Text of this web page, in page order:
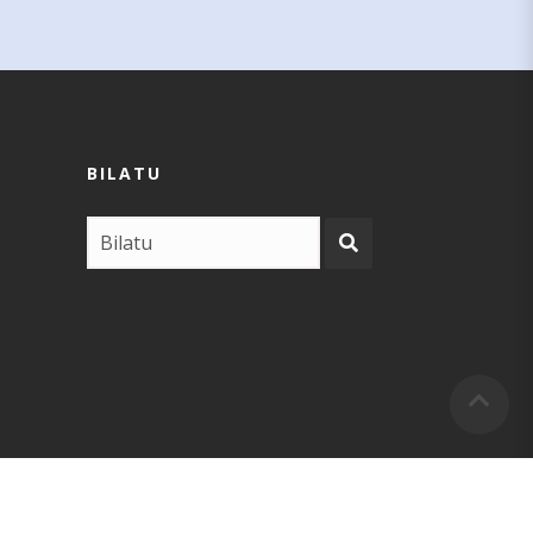
BILATU